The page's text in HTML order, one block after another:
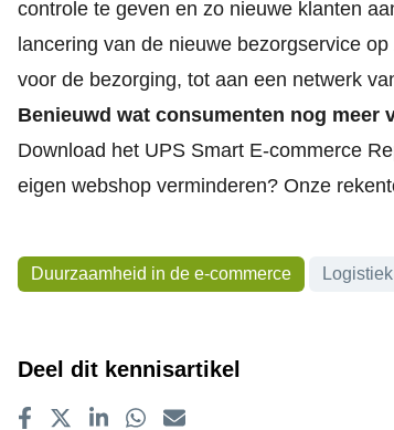
controle te geven en zo nieuwe klanten
lancering van de nieuwe bezorgservice
voor de bezorging, tot aan een netwerk
Benieuwd wat consumenten nog meer
Download het UPS Smart E-commerce
eigen webshop verminderen? Onze
Onderwerpen
Duurzaamheid in de e-commerce Logistiek
Deel dit kennisartikel